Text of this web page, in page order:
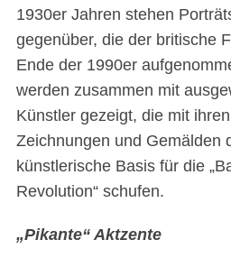
1930er Jahren stehen
gegenüber, die der britische
Ende der 1990er
werden zusammen mit
Künstler gezeigt, die mit
Zeichnungen und Gemälden
künstlerische Basis für die
Revolution“ schufen.
„Pikante“ Aktzente